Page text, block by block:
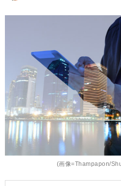
(画像=Thampapon/